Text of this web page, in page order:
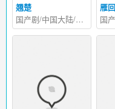
翘楚
国产剧/中国大陆/2026
雁
国